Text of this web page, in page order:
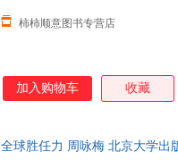
柿柿顺意图书专营店
加入购物车 收藏
全球胜任力 周咏梅 北京大学出